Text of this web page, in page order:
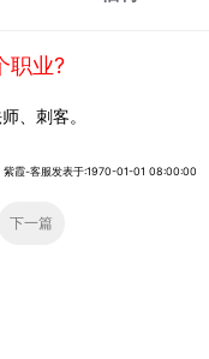
职业?
、刺客。
紫霞-客服发表于:1970-01-01 08:00:00
下一篇